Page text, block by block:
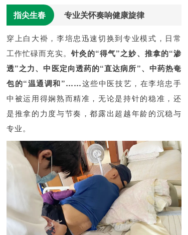
指尖生春 专业关怀奏响健康旋律
穿上白大褂，李培忠迅速切换到专业模式，日常
工作忙碌而充实。 针灸的“得气”之妙、推拿的“渗
透”之力、中医定向透药的“直达病所”、中药热奄
包的“温通调和”……这些中医技艺，在李培忠手
中被运用得娴熟而精准，无论是持针的稳准，还
是推拿的力度与节奏，都露出超越年龄的沉稳与
专业。